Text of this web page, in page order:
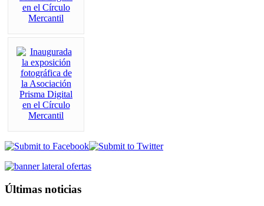
Últimas noticias